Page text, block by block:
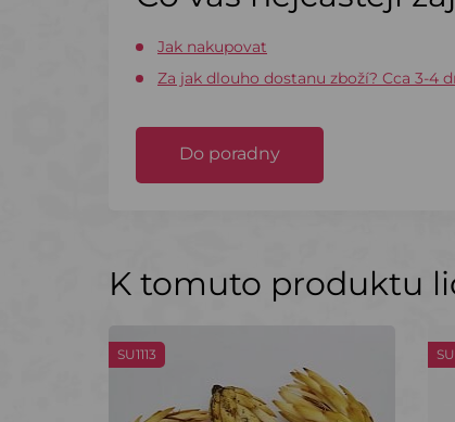
Jak nakupovat
Za jak dlouho dostanu zboží? Cca 3-4
Do poradny
K tomuto produktu
SU1113